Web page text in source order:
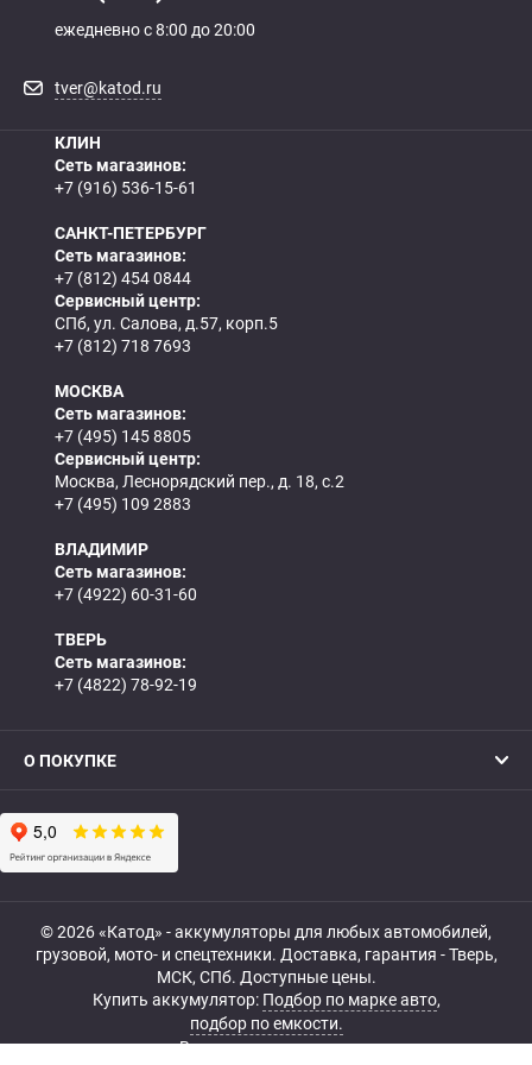
ежедневно с 8:00 до 20:00
tver@katod.ru
КЛИН
Сеть магазинов:
+7 (916) 536-15-61
САНКТ-ПЕТЕРБУРГ
Сеть магазинов:
+7 (812) 454 0844
Сервисный центр:
СПб, ул. Салова, д.57, корп.5
+7 (812) 718 7693
МОСКВА
Сеть магазинов:
+7 (495) 145 8805
Сервисный центр:
Москва, Леснорядский пер., д. 18, с.2
+7 (495) 109 2883
ВЛАДИМИР
Сеть магазинов:
+7 (4922) 60-31-60
ТВЕРЬ
Сеть магазинов:
+7 (4822) 78-92-19
О ПОКУПКЕ
© 2026 «Катод» - аккумуляторы для любых автомобилей,
грузовой, мото- и спецтехники. Доставка, гарантия - Тверь,
МСК, СПб. Доступные цены.
Купить аккумулятор: Подбор по марке авто,
подбор по емкости.
Все права защищены.